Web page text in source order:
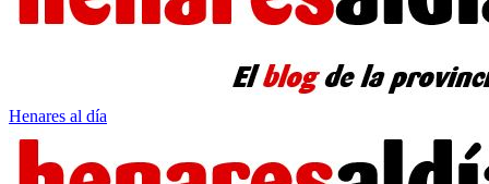
Henares al día